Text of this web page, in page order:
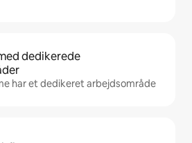
dedikerede
har et dedikeret arbejdsområde